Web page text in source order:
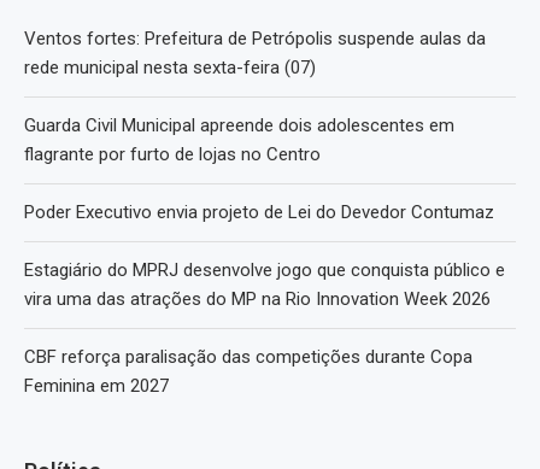
Ventos fortes: Prefeitura de Petrópolis suspende aulas da
rede municipal nesta sexta-feira (07)
Guarda Civil Municipal apreende dois adolescentes em
flagrante por furto de lojas no Centro
Poder Executivo envia projeto de Lei do Devedor Contumaz
Estagiário do MPRJ desenvolve jogo que conquista público e
vira uma das atrações do MP na Rio Innovation Week 2026
CBF reforça paralisação das competições durante Copa
Feminina em 2027